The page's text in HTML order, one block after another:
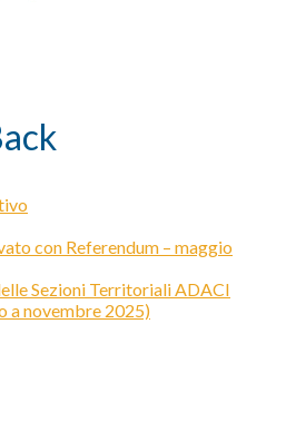
con Referendum – maggio
Sezioni Territoriali ADACI
a novembre 2025)